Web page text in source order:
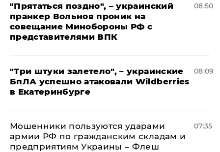
"Прятаться поздно", – украинский
пранкер Вольнов проник на
совещание Минобороны РФ с
представителями ВПК
08:50
"Три штуки залетело", – украинские
БпЛА успешно атаковали Wildberries
в Екатеринбурге
08:09
Мошенники пользуются ударами
армии РФ по гражданским складам и
предприятиям Украины – Флеш
07:35